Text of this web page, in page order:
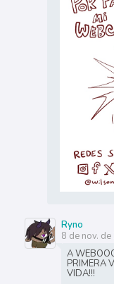
Ryno
8 de nov.
A
PRIMERA
VIDA!!!